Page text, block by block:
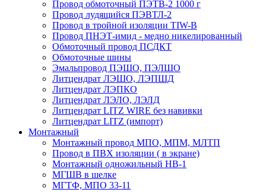
Провод обмоточный ПЭТВ-2 1000 г
Провод лудящийся ПЭВТЛ-2
Провод в тройной изоляции TIW-B
Провод ПНЭТ-имид - медно никелированный
Обмоточный провод ПСДКТ
Обмоточные шины
Эмальпровод ПЭШО, ПЭЛШО
Литцендрат ЛЭШО, ЛЭПШД
Литцендрат ЛЭПКО
Литцендрат ЛЭЛО, ЛЭЛД
Литцендрат LITZ WIRE без навивки
Литцендрат LITZ (импорт)
Монтажный
Монтажный провод МПО, МПМ, МЛТП
Провод в ПВХ изоляции ( в экране)
Монтажный одножильный HB-1
МГШВ в шелке
МГТФ, МПО 33-11